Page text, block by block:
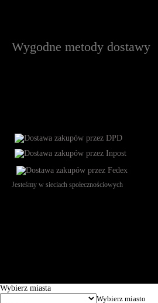
Wygodne metody dostawy
Jesteśmy w sieciach społecznościowych
Wybierz miasta